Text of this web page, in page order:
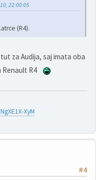
22:00:05
(R4).
za Audija, saj imata oba
Renault R4
XyM
#4